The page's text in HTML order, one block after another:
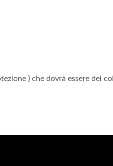
) che dovrà essere del